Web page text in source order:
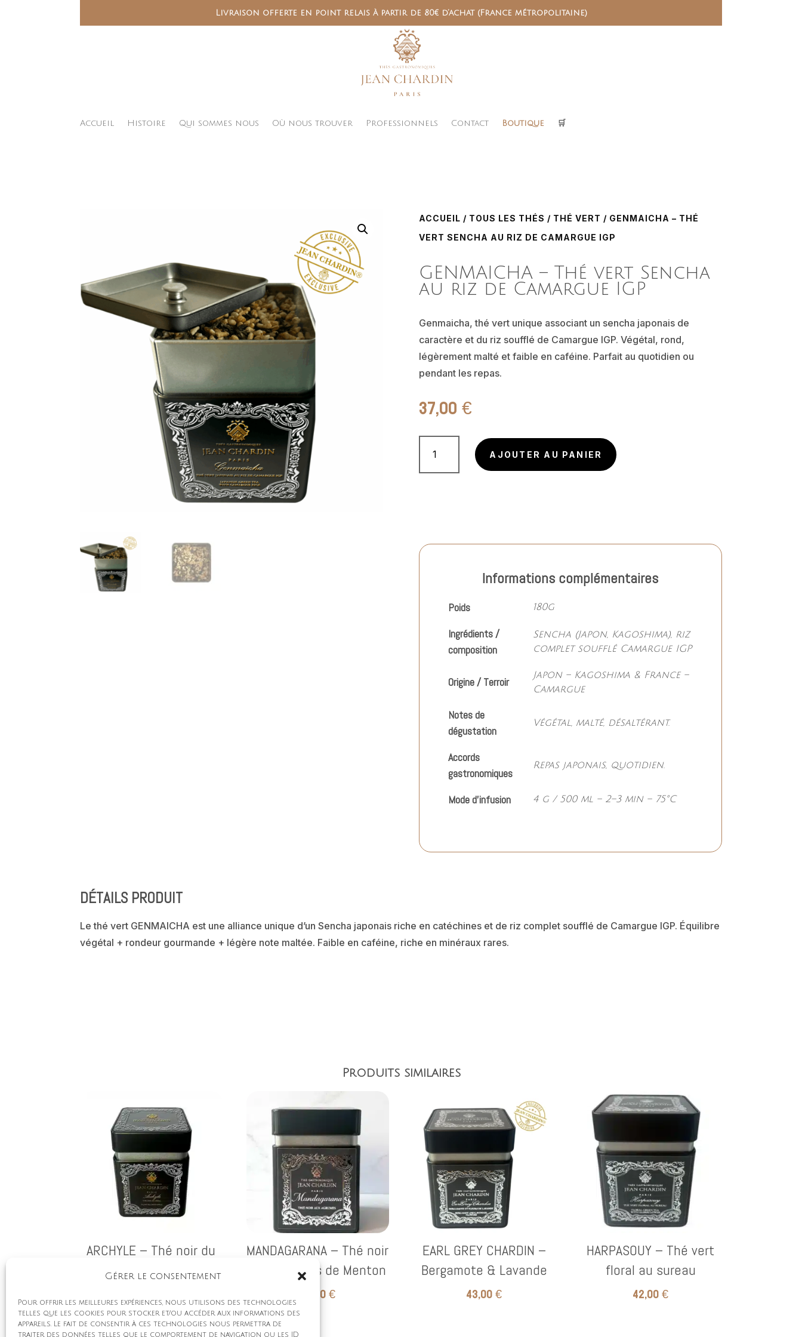
Gérer le consentement
Pour offrir les meilleures expériences, nous utilisons des technologies
telles que les cookies pour stocker et/ou accéder aux informations des
appareils. Le fait de consentir à ces technologies nous permettra de
traiter des données telles que le comportement de navigation ou les ID
Livraison offerte en point relais à partir de 80€ d’achat (France métropolitaine)
Accueil Histoire Qui sommes nous Où nous trouver Professionnels Contact Boutique 🛒
ACCUEIL / TOUS LES THÉS / THÉ VERT / GENMAICHA – THÉ
VERT SENCHA AU RIZ DE CAMARGUE IGP
GENMAICHA – Thé vert Sencha
au riz de Camargue IGP
Genmaicha, thé vert unique associant un sencha japonais de
caractère et du riz soufflé de Camargue IGP. Végétal, rond,
légèrement malté et faible en caféine. Parfait au quotidien ou
pendant les repas.
37,00€
Camargue
AJOUTER AU PANIER
Informations complémentaires
Poids 180g
Ingrédients /
composition
Sencha (Japon, Kagoshima), riz
complet soufflé Camargue IGP
Origine / Terroir
Japon – Kagoshima & France –
Camargue
Notes de
dégustation
Végétal, malté, désaltérant.
Accords
gastronomiques
Repas japonais, quotidien.
Mode d’infusion 4 g / 500 ml – 2–3 min – 75°C
DÉTAILS PRODUIT
Le thé vert GENMAICHA est une alliance unique d’un Sencha japonais riche en catéchines et de riz complet soufflé de Camargue IGP. Équilibre
végétal + rondeur gourmande + légère note maltée. Faible en caféine, riche en minéraux rares.
Produits similaires
ARCHYLE – Thé noir du
Népal
35,00€
MANDAGARANA – Thé noir
aux agrumes de Menton
85,00€
EARL GREY CHARDIN –
Bergamote & Lavande
43,00€
HARPASOUY – Thé vert
floral au sureau
42,00€